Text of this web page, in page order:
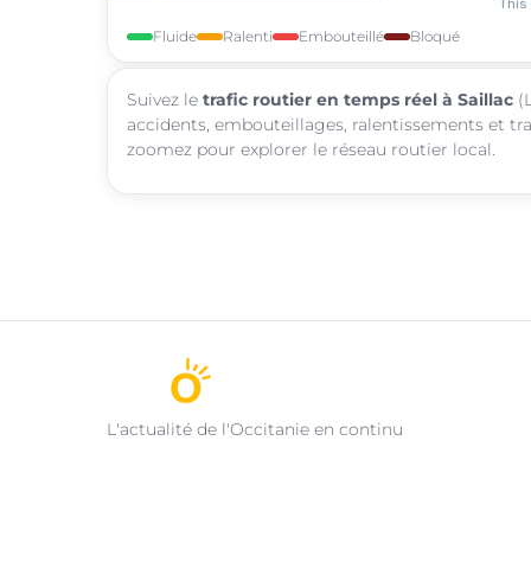
Fluide Ralenti Embouteillé Bloqué
Suivez le trafic routier en temps réel à Saillac
accidents, embouteillages, ralentissements et
zoomez pour explorer le réseau routier local.
L'actualité de l'Occitanie en continu